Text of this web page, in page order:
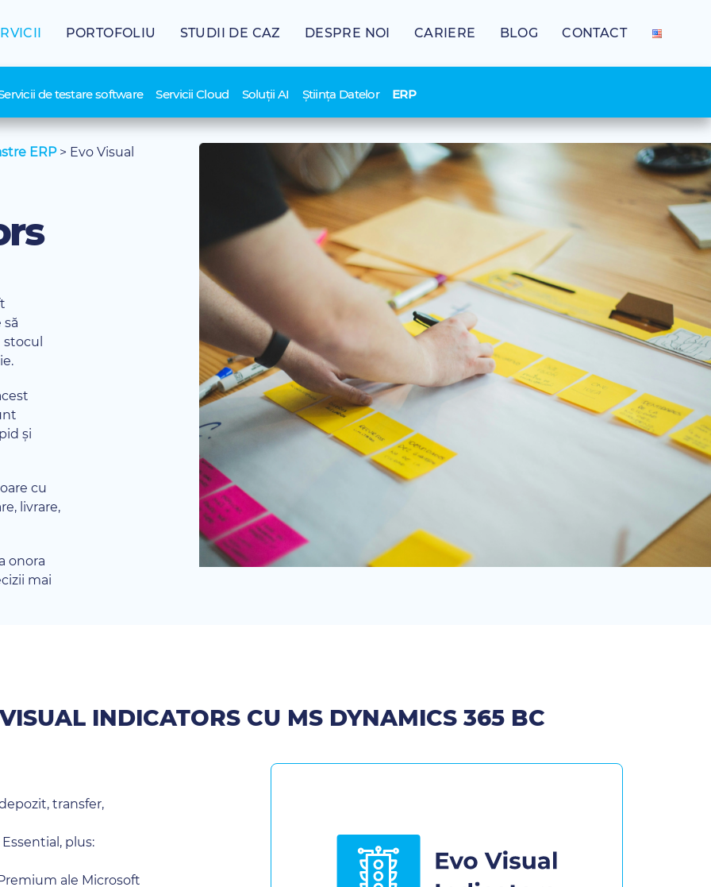
de testare software Servicii Cloud Soluții AI Știința Datelor ERP
PORTOFOLIU STUDII DE CAZ DESPRE NOI CARIERE BLOG CONTACT
ERP > Evo Visual
și
cu
livrare,
onora
mai
INDICATORS CU MS DYNAMICS 365 BC
transfer,
plus:
ale Microsoft